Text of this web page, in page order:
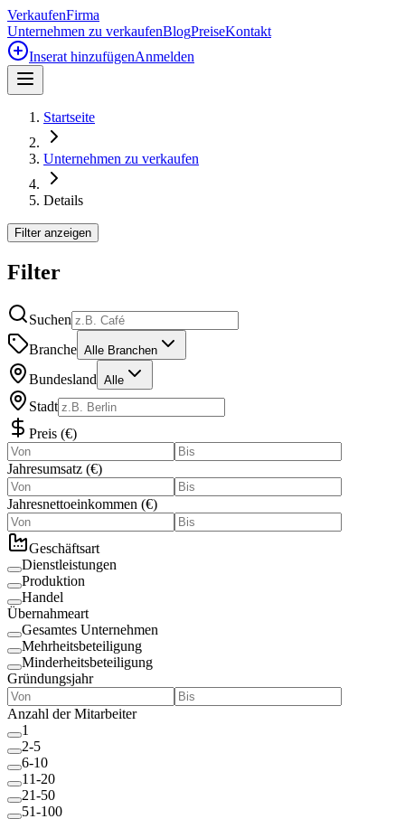
VerkaufenFirma
Unternehmen zu verkaufenBlogPreiseKontakt
Inserat hinzufügenAnmelden
Startseite
Unternehmen zu verkaufen
Details
Filter anzeigen
Filter
Suchen
Branche Alle Branchen
Bundesland Alle
Stadt
Preis (€)
Jahresumsatz (€)
Jahresnettoeinkommen (€)
Geschäftsart
Dienstleistungen
Produktion
Handel
Übernahmeart
Gesamtes Unternehmen
Mehrheitsbeteiligung
Minderheitsbeteiligung
Gründungsjahr
Anzahl der Mitarbeiter
1
2-5
6-10
11-20
21-50
51-100